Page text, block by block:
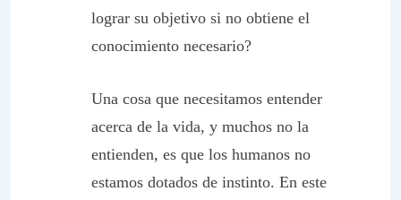
lograr su objetivo si no obtiene el
conocimiento necesario?
Una cosa que necesitamos entender
acerca de la vida, y muchos no la
entienden, es que los humanos no
estamos dotados de instinto. En este